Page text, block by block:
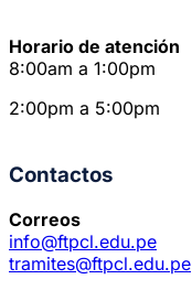
Horario de atención
8:00am a 1:00pm
2:00pm a 5:00pm
Contactos
Correos
info@ftpcl.edu.pe
tramites@ftpcl.edu.pe